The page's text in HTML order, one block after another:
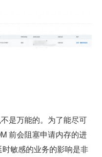
是万能的。为了能尽可
前会阻塞申请内存的进
敏感的业务的影响是非